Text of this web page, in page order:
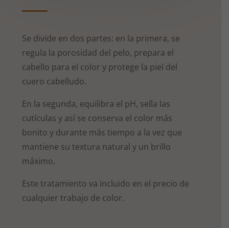
Se divide en dos partes: en la primera, se
regula la porosidad del pelo, prepara el
cabello para el color y protege la piel del
cuero cabelludo.
En la segunda, equilibra el pH, sella las
cutículas y así se conserva el color más
bonito y durante más tiempo a la vez que
mantiene su textura natural y un brillo
máximo.
Este tratamiento va incluido en el precio de
cualquier trabajo de color.